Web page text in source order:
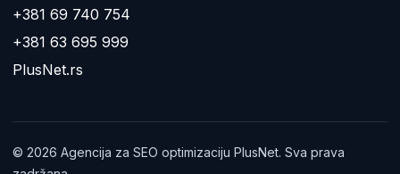
+381 69 740 754
+381 63 695 999
PlusNet.rs
© 2026 Agencija za SEO optimizaciju PlusNet. Sva prava